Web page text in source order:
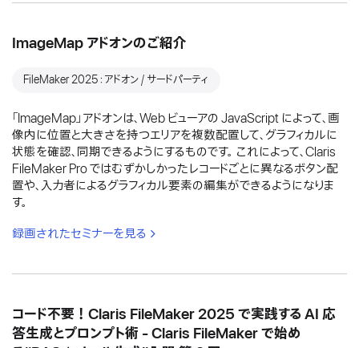
ImageMap アドオンのご紹介
FileMaker 2025：アドオン / サードパーティ
「ImageMap」アドオンは、Web ビューアの JavaScript によって、画
像内に位置と大きさを持つエリアを複数配置して、グラフィカルに
状態を確認、同期できるようにするものです。 これによって、Claris
FileMaker Pro ではむずかしかったレコードごとに異なるボタン配
置や、入力者によるグラフィカル要素の編集ができるようになりま
す。
録画されたセミナーを見る
コード不要！Claris FileMaker 2025 で実践する AI 応
答生成とプロンプト術 - Claris FileMaker で始め